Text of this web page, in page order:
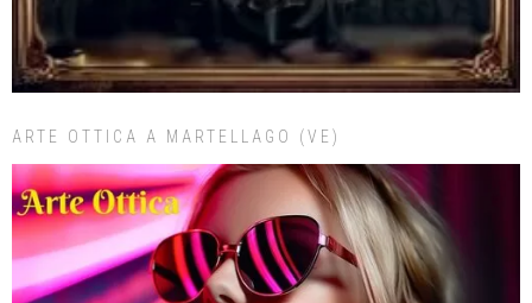
ARTE OTTICA A MARTELLAGO (VE)